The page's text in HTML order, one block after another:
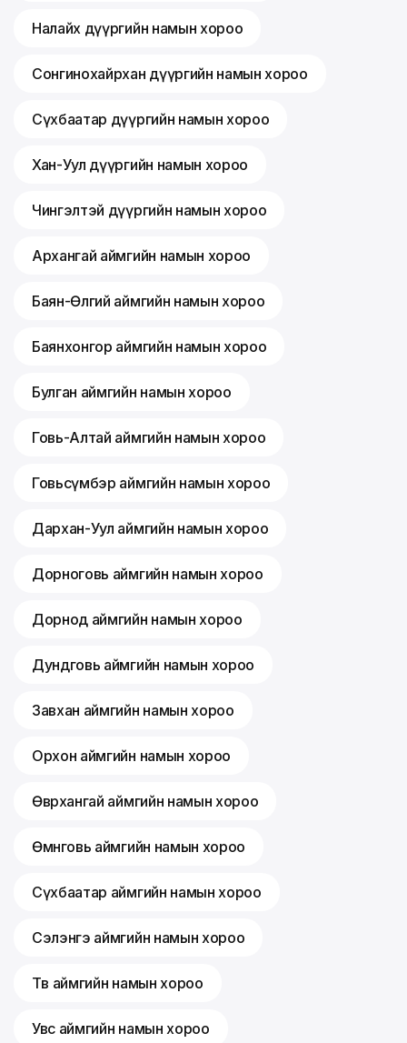
Налайх дүүргийн намын хороо
Сонгинохайрхан дүүргийн намын хороо
Сүхбаатар дүүргийн намын хороо
Хан-Уул дүүргийн намын хороо
Чингэлтэй дүүргийн намын хороо
Архангай аймгийн намын хороо
Баян-Өлгий аймгийн намын хороо
Баянхонгор аймгийн намын хороо
Булган аймгийн намын хороо
Говь-Алтай аймгийн намын хороо
Говьсүмбэр аймгийн намын хороо
Дархан-Уул аймгийн намын хороо
Дорноговь аймгийн намын хороо
Дорнод аймгийн намын хороо
Дундговь аймгийн намын хороо
Завхан аймгийн намын хороо
Орхон аймгийн намын хороо
Өвөрхангай аймгийн намын хороо
Өмнөговь аймгийн намын хороо
Сүхбаатар аймгийн намын хороо
Сэлэнгэ аймгийн намын хороо
Төв аймгийн намын хороо
Увс аймгийн намын хороо